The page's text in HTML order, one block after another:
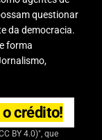
questionar
da democracia.
forma
o crédito!
BY 4.0)", que